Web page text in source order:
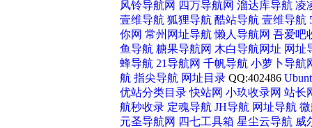
风铃导航网 四万导航网 溜达库导航 凌
壹维导航 狐狸导航 酷站导航 壹维导航
你网 常州网址导航 懒人导航网 吾爱吧
鱼导航 糖果导航网 木白导航网址 网址
蜂导航 21导航网 千帆导航 小萝卜导航
航 指尖导航 网址目录 QQ:402486
优站分类目录 快站网 小玖收录网 站长
航秒收录 定魂导航 JH导航 网址导航
元圣导航网 四七工具箱 星尘云导航 威